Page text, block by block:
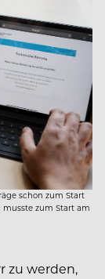
schon zum Start
zum Start am
zu werden,